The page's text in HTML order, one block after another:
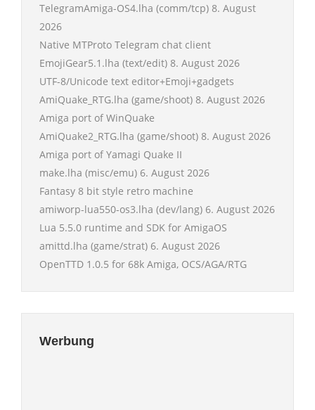
TelegramAmiga-OS4.lha (comm/tcp) 8. August
2026
Native MTProto Telegram chat client
EmojiGear5.1.lha (text/edit) 8. August 2026
UTF-8/Unicode text editor+Emoji+gadgets
AmiQuake_RTG.lha (game/shoot) 8. August 2026
Amiga port of WinQuake
AmiQuake2_RTG.lha (game/shoot) 8. August 2026
Amiga port of Yamagi Quake II
make.lha (misc/emu) 6. August 2026
Fantasy 8 bit style retro machine
amiworp-lua550-os3.lha (dev/lang) 6. August 2026
Lua 5.5.0 runtime and SDK for AmigaOS
amittd.lha (game/strat) 6. August 2026
OpenTTD 1.0.5 for 68k Amiga, OCS/AGA/RTG
Werbung